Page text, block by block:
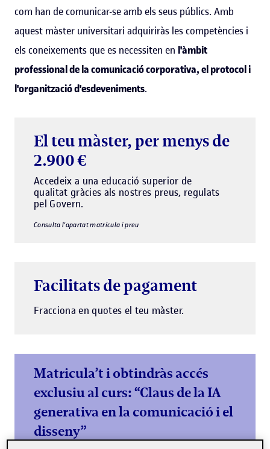
com han de comunicar-se amb els seus públics. Amb
aquest màster universitari adquiriràs les competències i
els coneixements que es necessiten en l'àmbit
professional de la comunicació corporativa, el protocol i
l'organització d'esdeveniments.
El teu màster, per menys de
2.900 €
Accedeix a una educació superior de
qualitat gràcies als nostres preus, regulats
pel Govern.
Consulta l'apartat matrícula i preu
Facilitats de pagament
Fracciona en quotes el teu màster.
Matricula’t i obtindràs accés
exclusiu al curs: “Claus de la IA
generativa en la comunicació i el
disseny”